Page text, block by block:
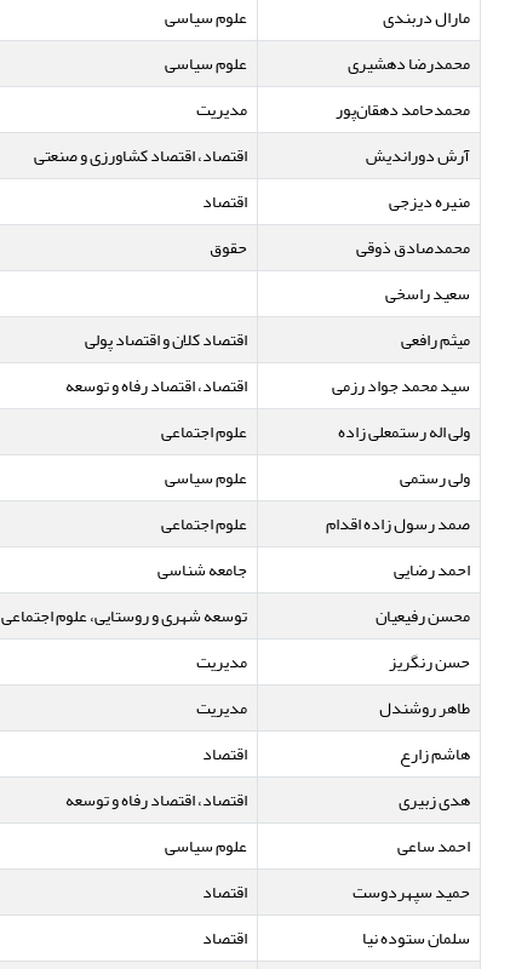
مارال دربندی
علوم سیاسی
محمدرضا دهشیری
علوم سیاسی
محمدحامد دهقان‌پور
مدیریت
آرش دوراندیش
اقتصاد، اقتصاد کشاورزی و صنعتی
منیره دیزجی
اقتصاد
محمدصادق ذوقی
حقوق
سعید راسخی
میثم رافعی
اقتصاد کلان و اقتصاد پولی
سید محمد جواد رزمی
اقتصاد، اقتصاد رفاه و توسعه
ولی اله رستمعلی زاده
علوم اجتماعی
ولی رستمی
علوم سیاسی
صمد رسول زاده اقدام
علوم اجتماعی
احمد رضایی
جامعه شناسی
محسن رفیعیان
توسعه شهری و روستایی، علوم اجتماعی
حسن رنگریز
مدیریت
طاهر روشندل
مدیریت
هاشم زارع
اقتصاد
هدی زبیری
اقتصاد، اقتصاد رفاه و توسعه
احمد ساعی
علوم سیاسی
حمید سپهردوست
اقتصاد
سلمان ستوده نیا
اقتصاد